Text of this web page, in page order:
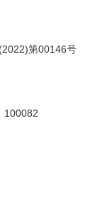
第00146号
100082